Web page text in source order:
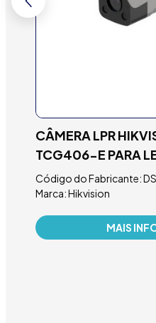
CÂMERA LPR
TCG406-E PARA
Código do Fabricante:
Marca: Hikvision
MAIS